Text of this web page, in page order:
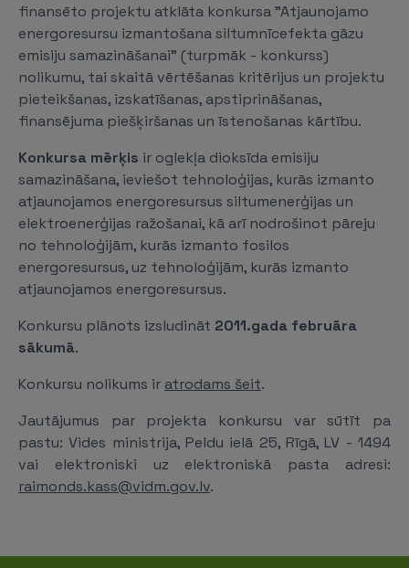
finansēto projektu atklāta konkursa "Atjaunojamo
energoresursu izmantošana siltumnīcefekta gāzu
emisiju samazināšanai" (turpmāk - konkurss)
nolikumu, tai skaitā vērtēšanas kritērijus un projektu
pieteikšanas, izskatīšanas, apstiprināšanas,
finansējuma piešķiršanas un īstenošanas kārtību.
Konkursa mērķis ir oglekļa dioksīda emisiju
samazināšana, ieviešot tehnoloģijas, kurās izmanto
atjaunojamos energoresursus siltumenerģijas un
elektroenerģijas ražošanai, kā arī nodrošinot pāreju
no tehnoloģijām, kurās izmanto fosilos
energoresursus, uz tehnoloģijām, kurās izmanto
atjaunojamos energoresursus.
Konkursu plānots izsludināt 2011.gada februāra
sākumā.
Konkursu nolikums ir atrodams šeit.
Jautājumus par projekta konkursu var sūtīt pa
pastu: Vides ministrija, Peldu ielā 25, Rīgā, LV - 1494
vai elektroniski uz elektroniskā pasta adresi:
raimonds.kass@vidm.gov.lv.